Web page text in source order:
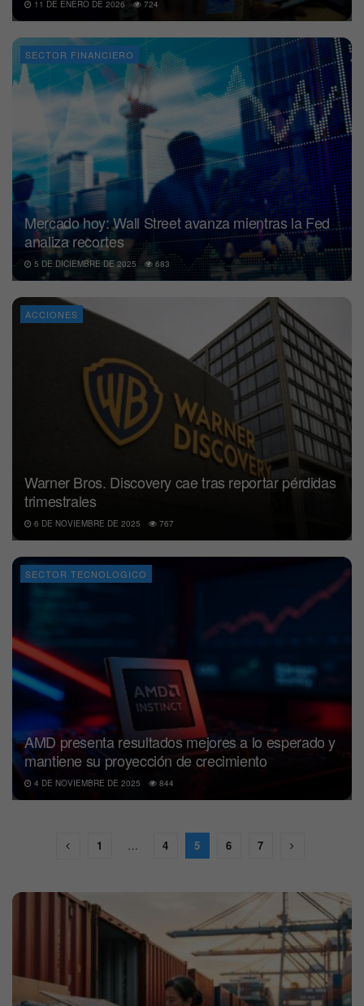
11 DE ENERO DE 2026 724
SECTOR FINANCIERO
Mercado hoy: Wall Street avanza mientras la Fed
analiza recortes
5 DE DICIEMBRE DE 2025 683
ACCIONES
Warner Bros. Discovery cae tras reportar pérdidas
trimestrales
6 DE NOVIEMBRE DE 2025 767
SECTOR TECNOLOGICO
AMD presenta resultados mejores a lo esperado y
mantiene su proyección de crecimiento
4 DE NOVIEMBRE DE 2025 844
1 … 4 5 6 7